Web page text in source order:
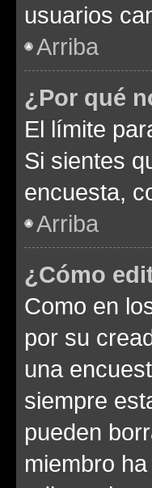
usuarios
Arriba
¿Por qué
El límite
Si sientes
encuesta,
Arriba
¿Cómo
Como en
por su
una
siempre
pueden
miembro